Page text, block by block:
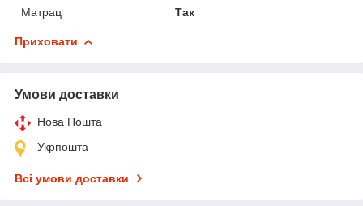
Матрац Так
Приховати
Умови доставки
Нова Пошта
Укрпошта
Всі умови доставки